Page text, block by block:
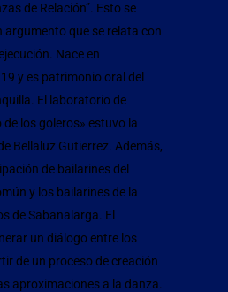
de Relación”. Esto se
argumento que se relata con
Nace en
y es patrimonio oral del
El laboratorio de
los goleros» estuvo la
Bellaluz Gutierrez. Además,
de bailarines del
y los bailarines de la
de Sabanalarga. El
un diálogo entre los
de un proceso de creación
aproximaciones a la danza.